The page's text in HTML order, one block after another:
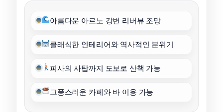
아름다운 아르노 강변 리버뷰 조망
클래식한 인테리어와 역사적인 분위기
피사의 사탑까지 도보로 산책 가능
고풍스러운 카페와 바 이용 가능